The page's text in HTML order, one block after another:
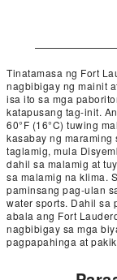
Tinatamasa ng Fort
nagbibigay ng mainit
isa ito sa mga
katapusang tag-init.
60°F (16°C) tuwing
kasabay ng maraming
taglamig, mula
dahil sa malamig at
sa malamig na klima.
paminsang pag-ulan
water sports. Dahil sa
abala ang Fort
nagbibigay sa mga
pagpapahinga at